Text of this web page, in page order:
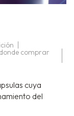
donde comprar
cuya
del